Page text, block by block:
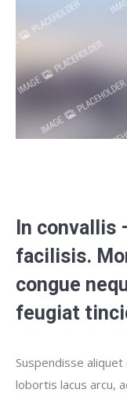
In convallis
facilisis.
congue
feugiat
Suspendisse
lobortis lacus arcu,